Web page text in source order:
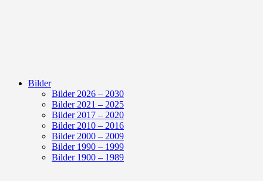
Bilder
Bilder 2026 – 2030
Bilder 2021 – 2025
Bilder 2017 – 2020
Bilder 2010 – 2016
Bilder 2000 – 2009
Bilder 1990 – 1999
Bilder 1900 – 1989